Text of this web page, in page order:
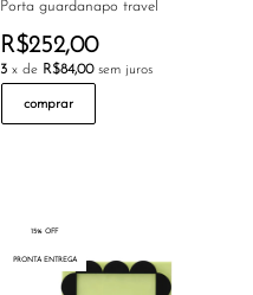
Porta guardanapo travel
R$252,00
3 x de R$84,00 sem juros
comprar
15% OFF
PRONTA ENTREGA